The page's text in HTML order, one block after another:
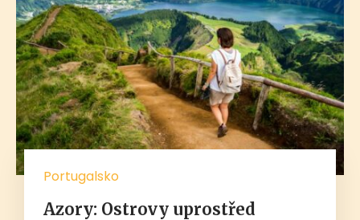
Portugalsko
Azory: Ostrovy uprostřed